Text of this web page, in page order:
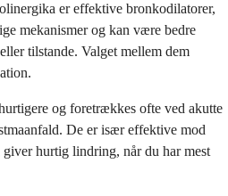
er effektive bronkodilatorer,
mekanismer og kan være bedre
tilstande. Valget mellem dem
og foretrækkes ofte ved akutte
De er især effektive mod
hurtig lindring, når du har mest